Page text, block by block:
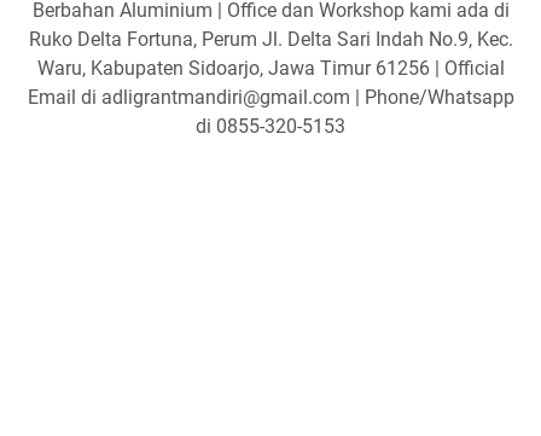
Berbahan Aluminium | Office dan Workshop kami ada di
Ruko Delta Fortuna, Perum Jl. Delta Sari Indah No.9, Kec.
Waru, Kabupaten Sidoarjo, Jawa Timur 61256 | Official
Email di adligrantmandiri@gmail.com | Phone/Whatsapp
di 0855-320-5153